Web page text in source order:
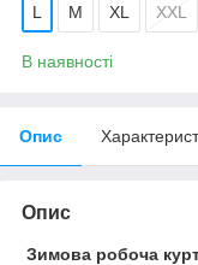
L M XL XXL
В наявності
Опис
Опис
Зимова робоча